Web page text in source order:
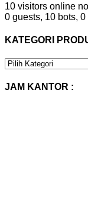
10 visitors online
0 guests, 10 bots, 0
KATEGORI
KATEGORI
JAM KANTOR :